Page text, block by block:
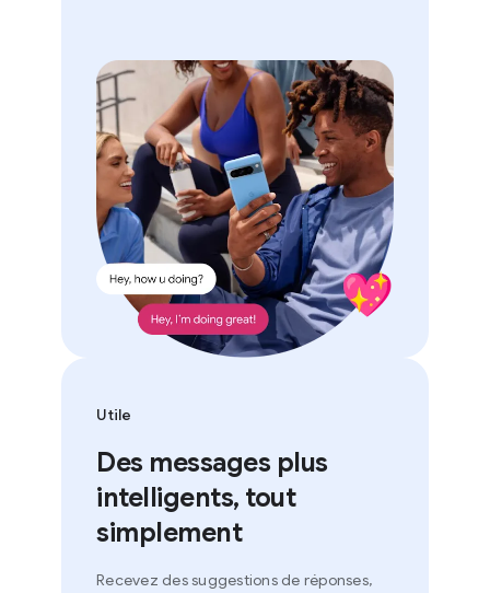
Utile
Des messages plus
intelligents, tout
simplement
Recevez des suggestions de réponses,